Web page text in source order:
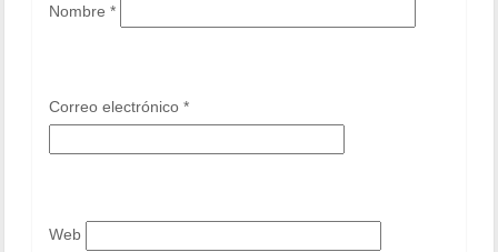
Nombre*
Correo electrónico*
Web